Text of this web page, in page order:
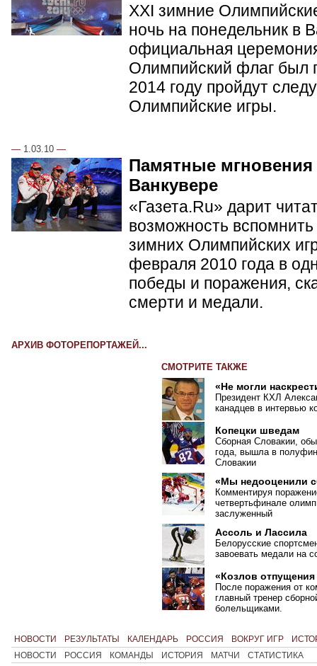
XXI зимние
ночь на понедельник в
официальная
Олимпийский флаг был
2014 году пройдут
Олимпийские игры.
— 1.03.10 —
Памятные
Ванкувере
«Газета.Ru» дарит
возможность
зимних Олимпийских
февраля 2010 года в
победы и поражения,
смерти и медали.
АРХИВ ФОТОРЕПОРТАЖЕЙ...
СМОТРИТЕ ТАКЖЕ
«Не могли
Президент КХЛ
канадцев в интервью
Копецки шведам
Сборная Словакии,
года, вышла в
Словакии
«Мы недооценили
Комментируя
четвертьфинале
заслуженный
Ассоль и Лассила
Белорусские
завоевать медали на
«Козлов отпущения
После поражения от
главный тренер
болельщиками.
НОВОСТИ РЕЗУЛЬТАТЫ КАЛЕНДАРЬ РОССИЯ ВОКРУГ ИГР
НОВОСТИ
РОССИЯ КОМАНДЫ ИСТОРИЯ МАТЧИ СТАТИСТИКА